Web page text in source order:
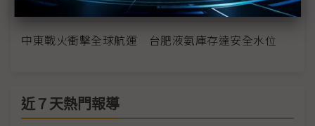
邊緣
中東戰火衝擊全球航運 台肥液氨庫存達安全水位
近７天熱門報導